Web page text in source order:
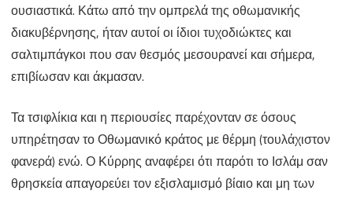
ουσιαστικά. Κάτω από την ομπρελά της οθωμανικής
διακυβέρνησης, ήταν αυτοί οι ίδιοι τυχοδιώκτες και
σαλτιμπάγκοι που σαν θεσμός μεσουρανεί και σήμερα,
επιβίωσαν και άκμασαν.
Τα τσιφλίκια και η περιουσίες παρέχονταν σε όσους
υπηρέτησαν το Οθωμανικό κράτος με θέρμη (τουλάχιστον
φανερά) ενώ. Ο Κύρρης αναφέρει ότι παρότι το Ισλάμ σαν
θρησκεία απαγορεύει τον εξισλαμισμό βίαιο και μη των